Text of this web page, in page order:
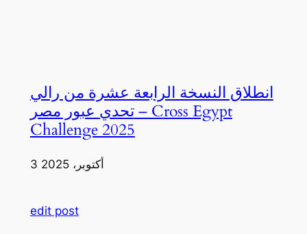
انطلاق النسخة الرابعة عشرة من رالي
تحدي عبور مصر – Cross Egypt
Challenge 2025
3 أكتوبر، 2025
edit post